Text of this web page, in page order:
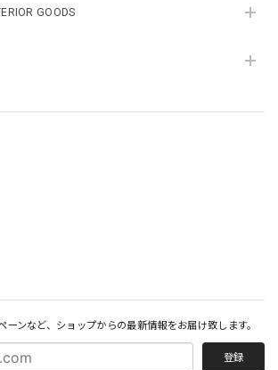
GOODS
ーンなど、ショップからの最新情報をお届け致します。
登録